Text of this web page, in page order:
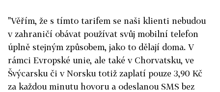
"Věřím, že s tímto tarifem se naši klienti nebudou
v zahraničí obávat používat svůj mobilní telefon
úplně stejným způsobem, jako to dělají doma. V
rámci Evropské unie, ale také v Chorvatsku, ve
Švýcarsku či v Norsku totiž zaplatí pouze 3,90 Kč
za každou minutu hovoru a odeslanou SMS bez